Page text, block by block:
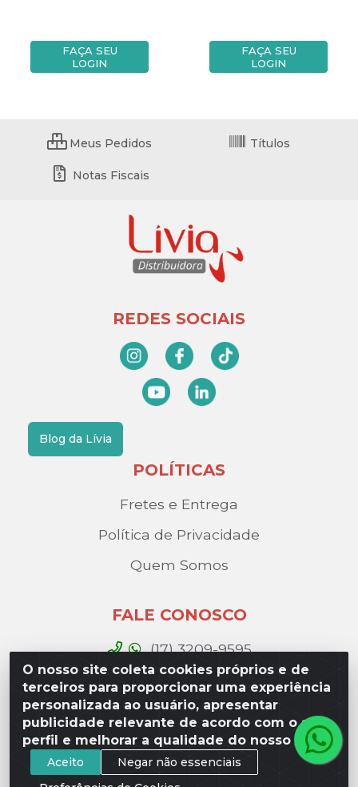
FAÇA SEU
LOGIN
FAÇA SEU
LOGIN
O nosso site coleta cookies próprios e de
terceiros para proporcionar uma experiência
personalizada ao usuário, apresentar
publicidade relevante de acordo com o seu
perfil e melhorar a qualidade do nosso site.
Aceito
Negar não essenciais
Meus Pedidos Títulos
Notas Fiscais
REDES SOCIAIS
Blog da Lívia
POLÍTICAS
Fretes e Entrega
Política de Privacidade
Quem Somos
FALE CONOSCO
(17) 3209-9595
contato@liviadistribuidora.com.br
BAIXE NOSSO APP